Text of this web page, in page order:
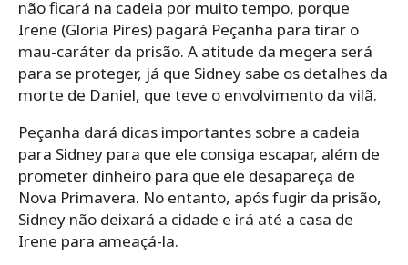
não ficará na cadeia por muito tempo, porque
Irene (Gloria Pires) pagará Peçanha para tirar o
mau-caráter da prisão. A atitude da megera será
para se proteger, já que Sidney sabe os detalhes da
morte de Daniel, que teve o envolvimento da vilã.
Peçanha dará dicas importantes sobre a cadeia
para Sidney para que ele consiga escapar, além de
prometer dinheiro para que ele desapareça de
Nova Primavera. No entanto, após fugir da prisão,
Sidney não deixará a cidade e irá até a casa de
Irene para ameaçá-la.